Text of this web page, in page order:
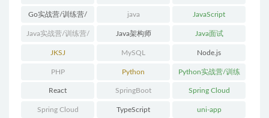
Go实战营/训练营/
体系课
java JavaScript
Java实战营/训练营/
体系课
Java架构师 Java面试
JKSJ MySQL Node.js
PHP Python Python实战营/训练
营/体系课
React SpringBoot Spring Cloud
Spring Cloud TypeScript uni-app